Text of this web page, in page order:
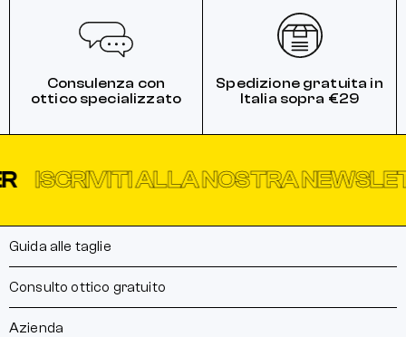
Consulenza con
ottico specializzato
Spedizione gratuita in
Italia sopra €29
ISCRIVITI ALLA NOSTRA
Guida alle taglie
Consulto ottico gratuito
Azienda